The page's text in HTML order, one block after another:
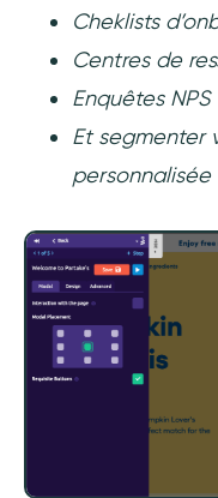
Cheklists
Centres de
Enquêtes NPS
Et segmenter
personnalisée